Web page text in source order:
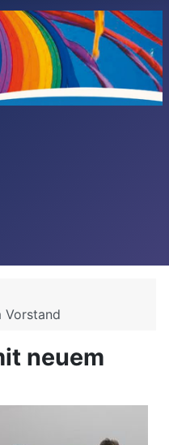
Vorstand
neuem